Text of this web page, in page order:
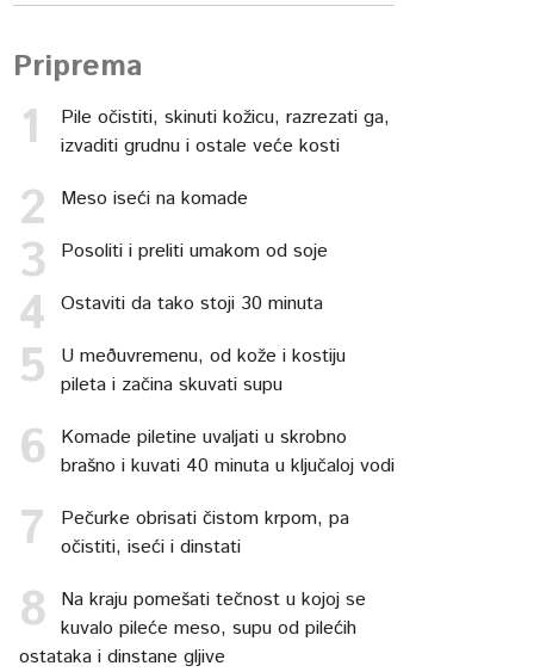
Priprema
Pile očistiti, skinuti kožicu, razrezati ga,
izvaditi grudnu i ostale veće kosti
Meso iseći na komade
Posoliti i preliti umakom od soje
Ostaviti da tako stoji 30 minuta
U meðuvremenu, od kože i kostiju
pileta i začina skuvati supu
Komade piletine uvaljati u skrobno
brašno i kuvati 40 minuta u ključaloj vodi
Pečurke obrisati čistom krpom, pa
očistiti, iseći i dinstati
Na kraju pomešati tečnost u kojoj se
kuvalo pileće meso, supu od pilećih
ostataka i dinstane gljive